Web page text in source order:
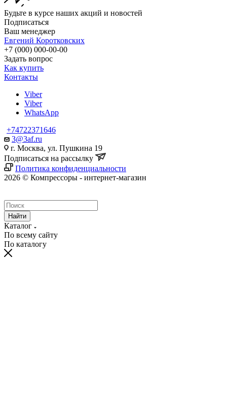
Будьте в курсе наших акций и новостей
Подписаться
Ваш менеджер
Евгений Коротковских
+7 (000) 000-00-00
Задать вопрос
Как купить
Контакты
Viber
Viber
WhatsApp
+74722371646
3@3af.ru
г. Москва, ул. Пушкина 19
Подписаться на рассылку
Политика конфиденциальности
2026 © Компрессоры - интернет-магазин
Найти
Каталог
По всему сайту
По каталогу